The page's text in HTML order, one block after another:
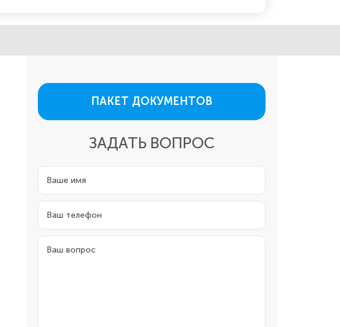
ПАКЕТ ДОКУМЕНТОВ
ЗАДАТЬ ВОПРОС